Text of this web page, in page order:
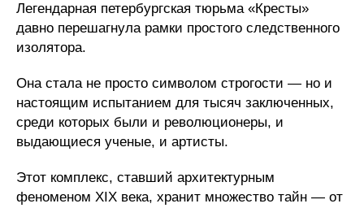
Легендарная петербургская тюрьма «Кресты»
давно перешагнула рамки простого следственного
изолятора.
Она стала не просто символом строгости — но и
настоящим испытанием для тысяч заключенных,
среди которых были и революционеры, и
выдающиеся ученые, и артисты.
Этот комплекс, ставший архитектурным
феноменом XIX века, хранит множество тайн — от